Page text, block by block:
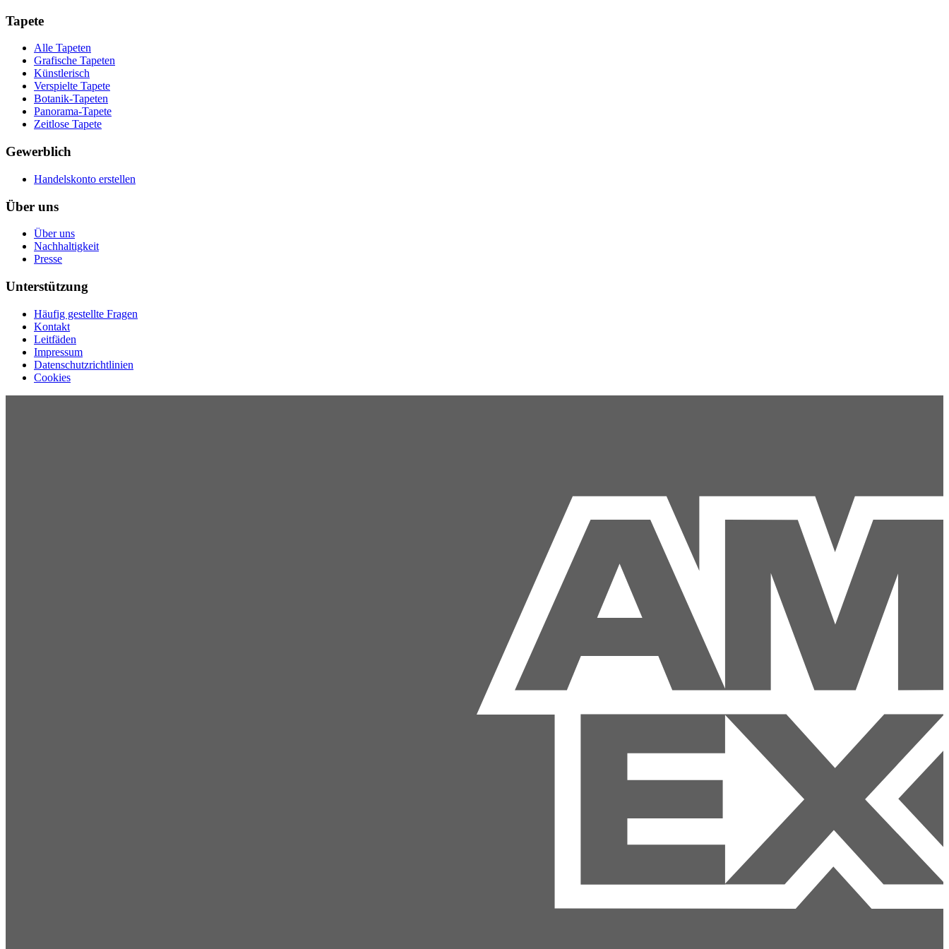
Tapete
Alle Tapeten
Grafische Tapeten
Künstlerisch
Verspielte Tapete
Botanik-Tapeten
Panorama-Tapete
Zeitlose Tapete
Gewerblich
Handelskonto erstellen
Über uns
Über uns
Nachhaltigkeit
Presse
Unterstützung
Häufig gestellte Fragen
Kontakt
Leitfäden
Impressum
Datenschutzrichtlinien
Cookies